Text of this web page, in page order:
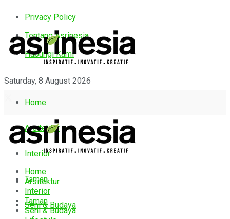
Privacy Policy
Tentang Asrinesia
Hubungi Kami
Saturday, 8 August 2026
Home
Arsitektur
Interior
Taman
Seni & Budaya
Home
Arsitektur
Interior
Taman
Seni & Budaya